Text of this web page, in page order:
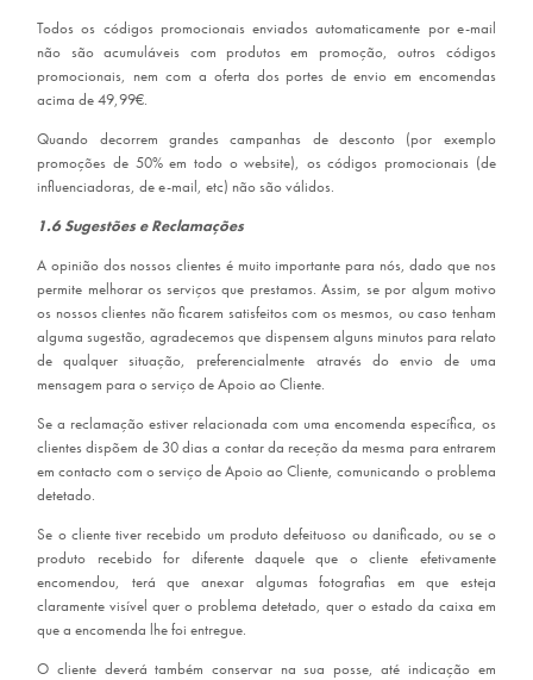
Todos os códigos promocionais enviados automaticamente por e-mail
não são acumuláveis com produtos em promoção, outros códigos
promocionais, nem com a oferta dos portes de envio em encomendas
acima de 49,99€.
Quando decorrem grandes campanhas de desconto (por exemplo
promoções de 50% em todo o website), os códigos promocionais (de
influenciadoras, de e-mail, etc) não são válidos.
1.6 Sugestões e Reclamações
A opinião dos nossos clientes é muito importante para nós, dado que nos
permite melhorar os serviços que prestamos. Assim, se por algum motivo
os nossos clientes não ficarem satisfeitos com os mesmos, ou caso tenham
alguma sugestão, agradecemos que dispensem alguns minutos para relato
de qualquer situação, preferencialmente através do envio de uma
mensagem para o serviço de Apoio ao Cliente.
Se a reclamação estiver relacionada com uma encomenda específica, os
clientes dispõem de 30 dias a contar da receção da mesma para entrarem
em contacto com o serviço de Apoio ao Cliente, comunicando o problema
detetado.
Se o cliente tiver recebido um produto defeituoso ou danificado, ou se o
produto recebido for diferente daquele que o cliente efetivamente
encomendou, terá que anexar algumas fotografias em que esteja
claramente visível quer o problema detetado, quer o estado da caixa em
que a encomenda lhe foi entregue.
O cliente deverá também conservar na sua posse, até indicação em